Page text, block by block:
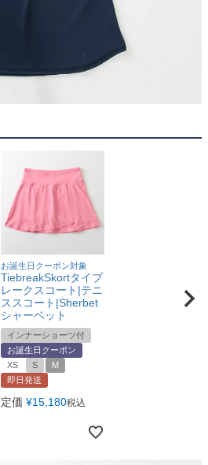
お誕生日クーポン対象
TiebreakSkortタイブ
レークスコート|テニ
ススコート|Sherbet
シャーベット
インナーショーツ付
お誕生日クーポン
XS
S
M
即日発送
定価 ¥15,180税込